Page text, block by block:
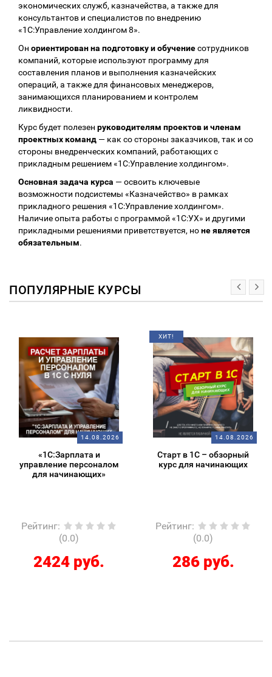
экономических служб, казначейства, а также для
консультантов и специалистов по внедрению
«1С:Управление холдингом 8».
Он ориентирован на подготовку и обучениесотрудников
компаний, которые используют программу для
составления планов и выполнения казначейских
операций, а также для финансовых менеджеров,
занимающихся планированием и контролем
ликвидности.
Курс будет полезен руководителям проектов и членам
проектных команд — как со стороны заказчиков, так и со
стороны внедренческих компаний, работающих с
прикладным решением «1С:Управление холдингом».
Основная задача курса — освоить ключевые
возможности подсистемы «Казначейство» в рамках
прикладного решения «1С:Управление холдингом».
Наличие опыта работы с программой «1С:УХ» и другими
прикладными решениями приветствуется, ноне является
обязательным.
ПОПУЛЯРНЫЕ КУРСЫ
14.08.2026
«1С:Зарплата и
управление персоналом
для начинающих»
Рейтинг:
(0.0)
2424 руб.
ХИТ!
14.08.2026
Старт в 1С – обзорный
курс для начинающих
Рейтинг:
(0.0)
286 руб.